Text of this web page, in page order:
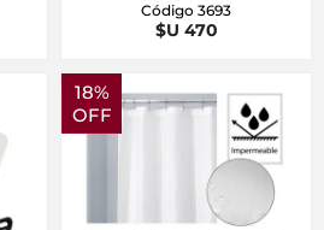
Código 3693
$U 470
18%
OFF